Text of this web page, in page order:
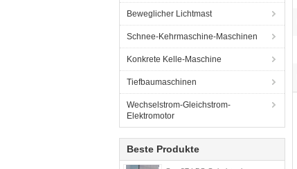
Beweglicher Lichtmast
Schnee-Kehrmaschine-Maschinen
Konkrete Kelle-Maschine
Tiefbaumaschinen
Wechselstrom-Gleichstrom-
Elektromotor
Beste Produkte